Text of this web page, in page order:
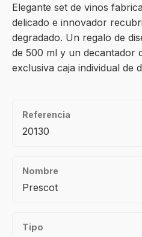
Elegante set de vinos
delicado e innovador
degradado. Un regalo de
de 500 ml y un decantador
exclusiva caja individual de
Referencia
20130
Nombre
Prescot
Tipo